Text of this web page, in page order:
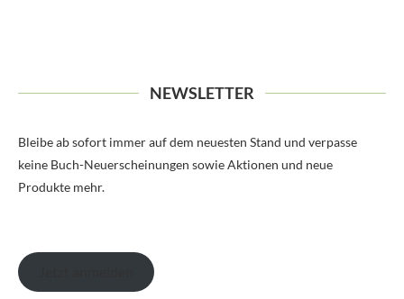
NEWSLETTER
Bleibe ab sofort immer auf dem neuesten Stand und verpasse
keine Buch-Neuerscheinungen sowie Aktionen und neue
Produkte mehr.